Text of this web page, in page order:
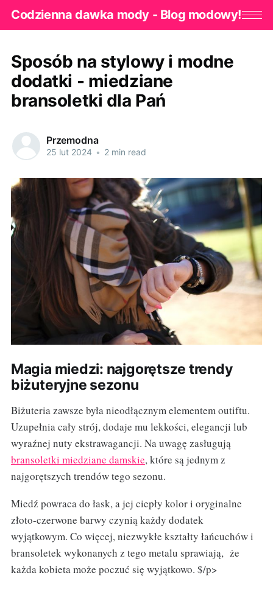
Codzienna dawka mody - Blog modowy!
Sposób na stylowy i modne
dodatki - miedziane
bransoletki dla Pań
Przemodna
25 lut 2024 • 2 min read
Magia miedzi: najgorętsze trendy
biżuteryjne sezonu
Biżuteria zawsze była nieodłącznym elementem outiftu.
Uzupełnia cały strój, dodaje mu lekkości, elegancji lub
wyraźnej nuty ekstrawagancji. Na uwagę zasługują
bransoletki miedziane damskie, które są jednym z
najgorętszych trendów tego sezonu.
Miedź powraca do łask, a jej ciepły kolor i oryginalne
złoto-czerwone barwy czynią każdy dodatek
wyjątkowym. Co więcej, niezwykłe kształty łańcuchów i
bransoletek wykonanych z tego metalu sprawiają, że
każda kobieta może poczuć się wyjątkowo. $/p>